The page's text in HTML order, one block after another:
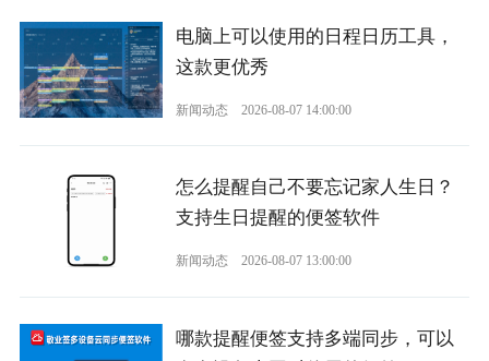
电脑上可以使用的日程日历工具，
这款更优秀
新闻动态 2026-08-07 14:00:00
怎么提醒自己不要忘记家人生日？
支持生日提醒的便签软件
新闻动态 2026-08-07 13:00:00
哪款提醒便签支持多端同步，可以